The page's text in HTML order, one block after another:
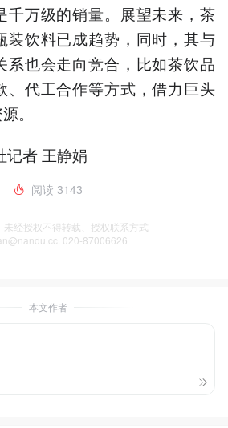
千万级的销量。展望未来，茶
装饮料已成趋势，同时，其与
系也会走向竞合，比如茶饮品
、代工合作等方式，借力巨头
。
记者 王静娟
阅读 3143
未经授权不得转载、授权联系方式
020-87006626
本文作者